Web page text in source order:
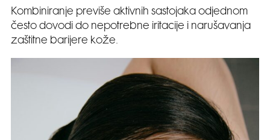
Kombiniranje previše aktivnih sastojaka odjednom
često dovodi do nepotrebne iritacije i narušavanja
zaštitne barijere kože.